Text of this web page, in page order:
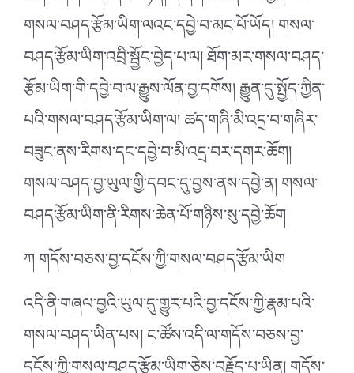
གསལ་བཤད་རྩོམ་ཡིག་ལའང་དབྱེ་བ་མང་པོ་ཡོད། གསལ་
བཤད་རྩོམ་ཡིག་འབྲི་སྦྱོང་བྱེད་པ་ལ། ཐོག་མར་གསལ་བཤད་
རྩོམ་ཡིག་གི་དབྱེ་བ་ལ་རྒྱུས་ལོན་བྱ་དགོས། རྒྱུན་དུ་སྤྱོད་ཀྱིན་
པའི་གསལ་བཤད་རྩོམ་ཡིག་ལ། ཚད་གཞི་མི་འདྲ་བ་གཞིར་
བཟུང་ནས་རིགས་དང་དབྱེ་བ་མི་འདྲ་བར་དགར་ཆོག།
གསལ་བཤད་བྱ་ཡུལ་གྱི་དབང་དུ་བྱས་ནས་དབྱེ་ན། གསལ་
བཤད་རྩོམ་ཡིག་ནི་རིགས་ཆེན་པོ་གཉིས་སུ་དབྱེ་ཆོག
ཀ གདོས་བཅས་བྱ་དངོས་ཀྱི་གསལ་བཤད་རྩོམ་ཡིག
འདི་ནི་གཞལ་བྱའི་ཡུལ་དུ་གྱུར་པའི་བྱ་དངོས་ཀྱི་རྣམ་པའི་
གསལ་བཤད་ཡིན་པས། ང་ཚོས་འདི་ལ་གདོས་བཅས་བྱ་